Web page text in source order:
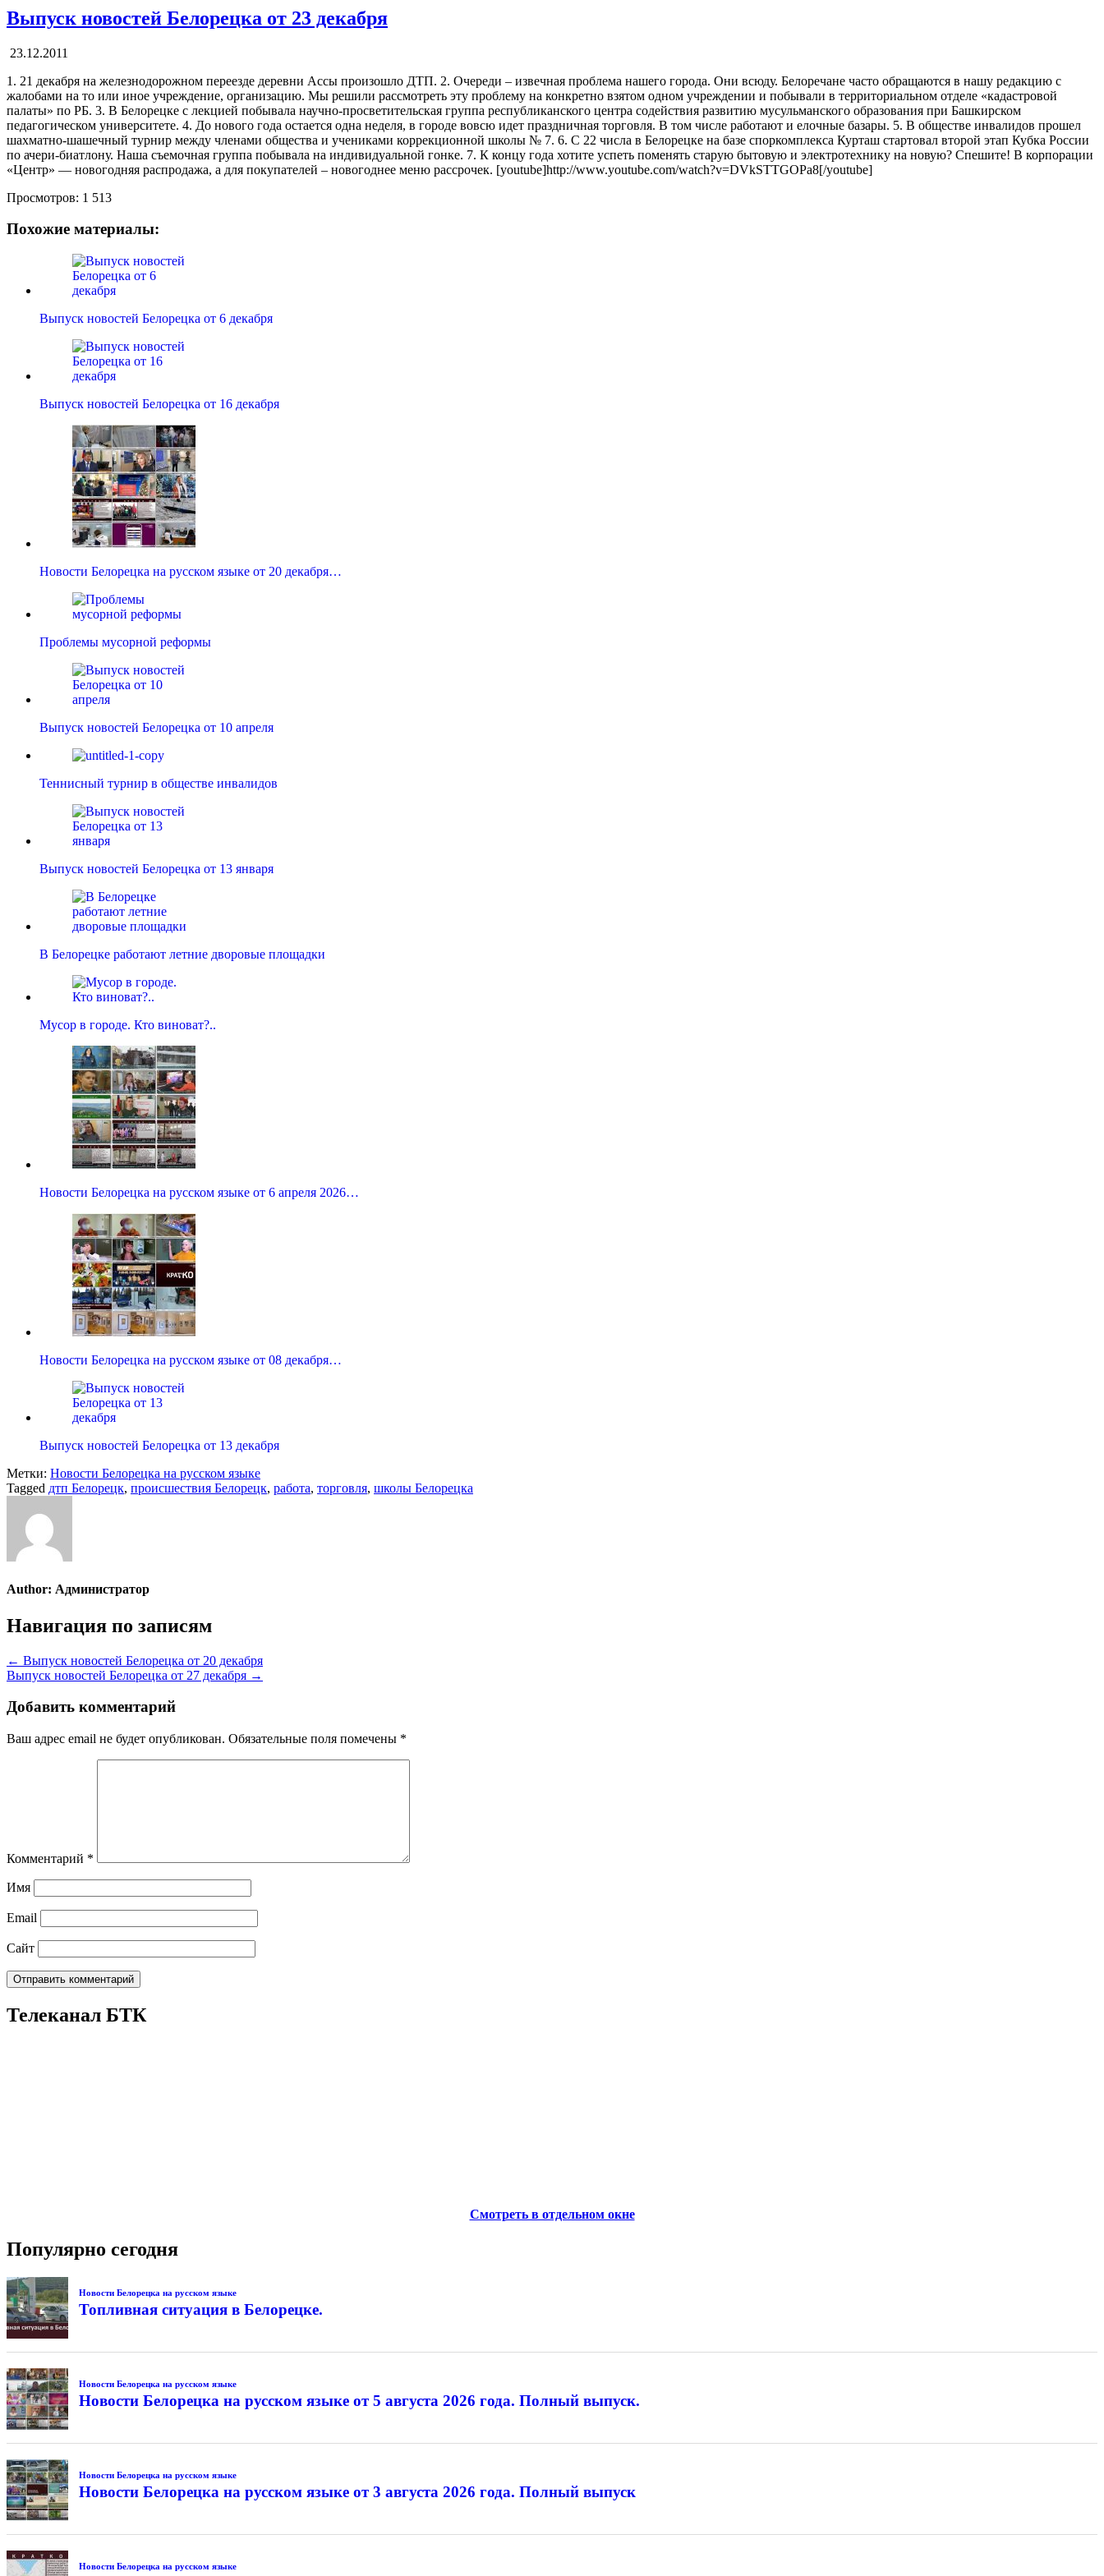
Выпуск новостей Белорецка от 23 декабря
23.12.2011
1. 21 декабря на железнодорожном переезде деревни Ассы произошло ДТП. 2. Очереди – извечная проблема нашего города. Они всюду. Белоречане часто обращаются в нашу редакцию с
жалобами на то или иное учреждение, организацию. Мы решили рассмотреть эту проблему на конкретно взятом одном учреждении и побывали в территориальном отделе «кадастровой
палаты» по РБ. 3. В Белорецке с лекцией побывала научно-просветительская группа республиканского центра содействия развитию мусульманского образования при Башкирском
педагогическом университете. 4. До нового года остается одна неделя, в городе вовсю идет праздничная торговля. В том числе работают и елочные базары. 5. В обществе инвалидов прошел
шахматно-шашечный турнир между членами общества и учениками коррекционной школы № 7. 6. С 22 числа в Белорецке на базе споркомплекса Курташ стартовал второй этап Кубка России
по ачери-биатлону. Наша съемочная группа побывала на индивидуальной гонке. 7. К концу года хотите успеть поменять старую бытовую и электротехнику на новую? Спешите! В корпорации
«Центр» — новогодняя распродажа, а для покупателей – новогоднее меню рассрочек. [youtube]http://www.youtube.com/watch?v=DVkSTTGOPa8[/youtube]
Просмотров: 1 513
Похожие материалы:
Выпуск новостей Белорецка от 6 декабря
Выпуск новостей Белорецка от 16 декабря
Новости Белорецка на русском языке от 20 декабря…
Проблемы мусорной реформы
Выпуск новостей Белорецка от 10 апреля
Теннисный турнир в обществе инвалидов
Выпуск новостей Белорецка от 13 января
В Белорецке работают летние дворовые площадки
Мусор в городе. Кто виноват?..
Новости Белорецка на русском языке от 6 апреля 2026…
Новости Белорецка на русском языке от 08 декабря…
Выпуск новостей Белорецка от 13 декабря
Метки: Новости Белорецка на русском языке
Tagged дтп Белорецк, происшествия Белорецк, работа, торговля, школы Белорецка
Author: Администратор
Навигация по записям
← Выпуск новостей Белорецка от 20 декабря
Выпуск новостей Белорецка от 27 декабря →
Добавить комментарий
Ваш адрес email не будет опубликован. Обязательные поля помечены *
Комментарий *
Имя
Email
Сайт
Телеканал БТК
Смотреть в отдельном окне
Популярно сегодня
Новости Белорецка на русском языке
Топливная ситуация в Белорецке.
Новости Белорецка на русском языке
Новости Белорецка на русском языке от 5 августа 2026 года. Полный выпуск.
Новости Белорецка на русском языке
Новости Белорецка на русском языке от 3 августа 2026 года. Полный выпуск
Новости Белорецка на русском языке